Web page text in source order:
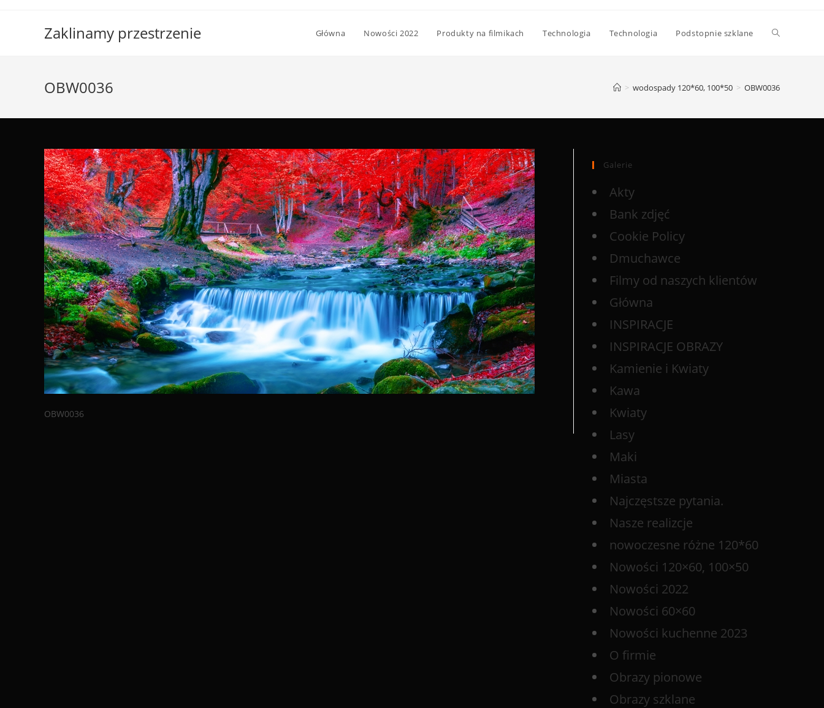
Zaklinamy przestrzenie Główna Nowości 2022 Produkty na filmikach Technologia Technologia Podstopnie szklane
OBW0036 > wodospady 120*60, 100*50 > OBW0036
OBW0036
Galerie
Akty
Bank zdjęć
Cookie Policy
Dmuchawce
Filmy od naszych klientów
Główna
INSPIRACJE
INSPIRACJE OBRAZY
Kamienie i Kwiaty
Kawa
Kwiaty
Lasy
Maki
Miasta
Najczęstsze pytania.
Nasze realizcje
nowoczesne różne 120*60
Nowości 120×60, 100×50
Nowości 2022
Nowości 60×60
Nowości kuchenne 2023
O firmie
Obrazy pionowe
Obrazy szklane